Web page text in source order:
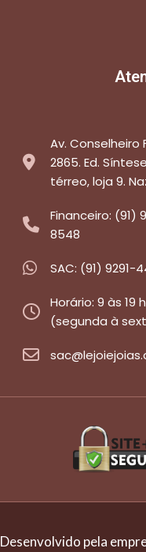
Av. Conselheiro
2865. Ed.
térreo, loja 9.
Financeiro: (91)
8548
SAC: (91) 9291-
Horário: 9 às 19
(segunda à
Desenvolvido pela